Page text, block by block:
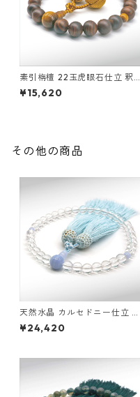
素引栴檀 22玉虎眼石仕立 釈迦
凡天
¥15,620
その他の商品
天然水晶 カルセドニー仕立 弥
勒房
¥24,420